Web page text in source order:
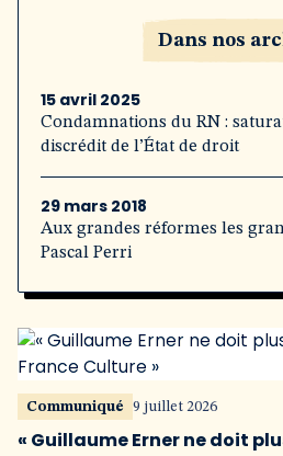
Dans nos
15 avril 2025
Condamnations du RN :
discrédit de l’État de droit
29 mars 2018
Aux grandes réformes les
Pascal Perri
Communiqué 9 juillet 2026
« Guillaume Erner ne doit